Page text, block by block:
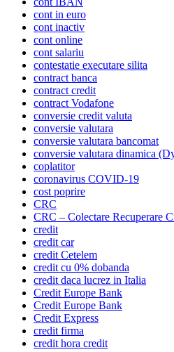
cont in euro
cont inactiv
cont online
cont salariu
contestatie executare silita
contract banca
contract credit
contract Vodafone
conversie credit valuta
conversie valutara
conversie valutara bancomat
conversie valutara dinamica
coplatitor
coronavirus COVID-19
cost poprire
CRC
CRC – Colectare Recuperare
credit
credit car
credit Cetelem
credit cu 0% dobanda
credit daca lucrez in Italia
Credit Europe Bank
Credit Europe Bank
Credit Express
credit firma
credit hora credit